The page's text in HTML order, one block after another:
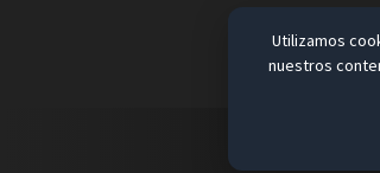
Utilizamos
nuestros